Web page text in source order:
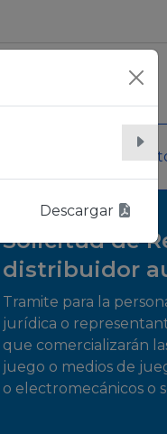
Descargar
Ver
Solicitud de
distribuidor
Tramite para la
jurídica o
que comercializarán
juego o medios de
o electromecánicos o